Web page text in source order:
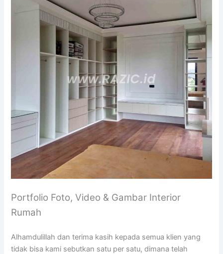
Portfolio Foto, Video & Gambar Interior
Rumah
Alhamdulillah dan terima kasih kepada semua klien yang
tidak bisa kami sebutkan satu per satu, dimana telah